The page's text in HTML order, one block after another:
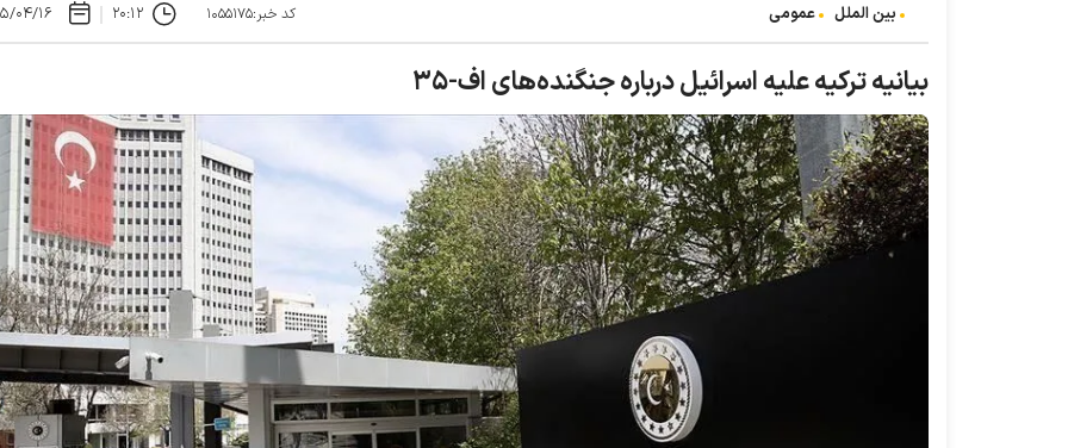
بین الملل عمومی کد خبر:۱۰۵۵۱۷۵ ۲۰:۱۲ ۱۴۰۵/
بیانیه ترکیه علیه اسرائیل درباره جنگنده‌های اف-۳۵